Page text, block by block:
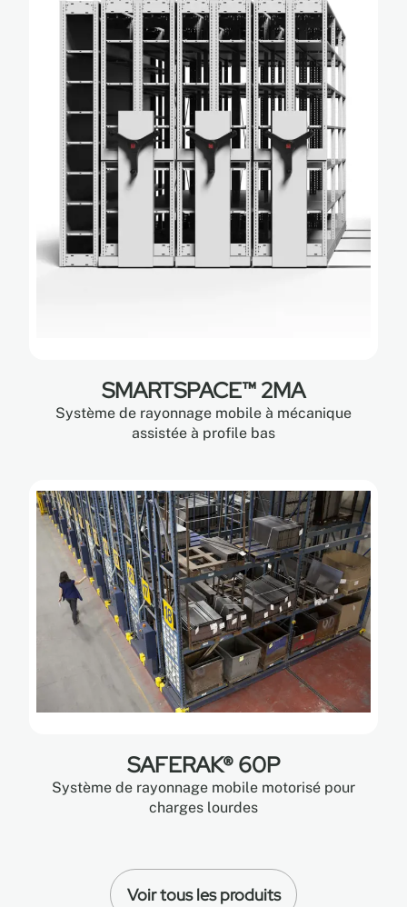
SMARTSPACE™ 2MA
Système de rayonnage mobile à mécanique
assistée à profile bas
SAFERAK® 60P
Système de rayonnage mobile motorisé pour
charges lourdes
Voir tous les produits